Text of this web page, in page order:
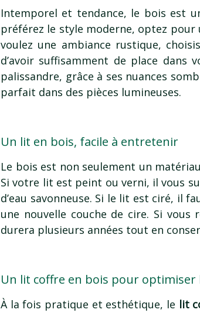
Intemporel et tendance, le bois est
préférez le style moderne, optez
voulez une ambiance rustique,
d’avoir suffisamment de place dans
palissandre, grâce à ses nuances
parfait dans des pièces lumineuses.
Un lit en bois, facile à entretenir
Le bois est non seulement un
Si votre lit est peint ou verni, il vous
d’eau savonneuse. Si le lit est ciré, il
une nouvelle couche de cire. Si
durera plusieurs années tout en
Un lit coffre en bois pour optimiser
À la fois pratique et esthétique, le lit